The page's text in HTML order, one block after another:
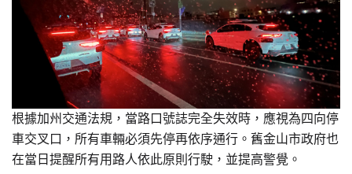
根據加州交通法規，當路口號誌完全失效時，應視為四向停
車交叉口，所有車輛必須先停再依序通行。舊金山市政府也
在當日提醒所有用路人依此原則行駛，並提高警覺。